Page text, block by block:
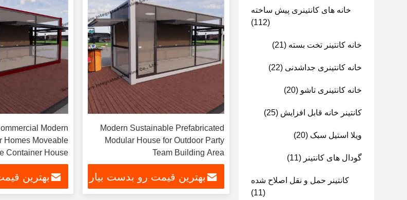
خانه های کانتینری پیش ساخته
(112)
خانه کانتینر تخت بسته (21)
خانه کانتینری جداشدنی (22)
خانه کانتینری تاشو (20)
کانتینر خانه قابل افزایش (25)
ویلا استیل سبک (20)
گودال های کانتینر (11)
کانتینر حمل و نقل اصلاح شده
(11)
Modern Sustainable Prefabricated
Modular House for Outdoor Party
Team Building Area
بهترین قیمت رو بدست بیار
Modern
Homes Moveable
Container House
بهترین